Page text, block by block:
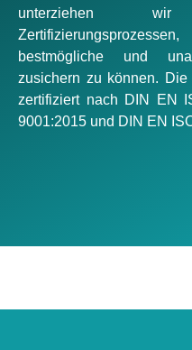
unterziehen
bestmögliche und
zusichern zu können.
zertifiziert nach DIN EN
9001:2015 und DIN EN